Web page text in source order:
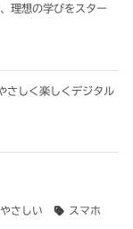
理想の学びをスター
さしく楽しくデジタル
やさしい
スマホ